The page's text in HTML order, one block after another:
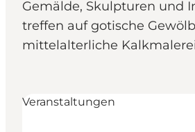
Gemälde, Skulpturen und
treffen auf gotische
mittelalterliche
Veranstaltungen